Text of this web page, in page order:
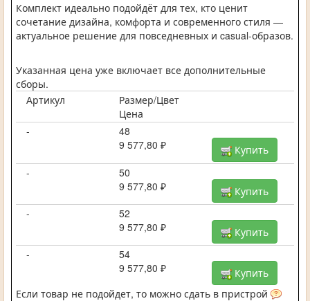
Комплект идеально подойдёт для тех, кто ценит
сочетание дизайна, комфорта и современного стиля —
актуальное решение для повседневных и casual-образов.
Указанная цена уже включает все дополнительные
сборы.
Артикул
Размер/Цвет
Цена
-
48
9 577,80 ₽
Купить
-
50
9 577,80 ₽
Купить
-
52
9 577,80 ₽
Купить
-
54
9 577,80 ₽
Купить
Если товар не подойдет, то можно сдать в пристрой